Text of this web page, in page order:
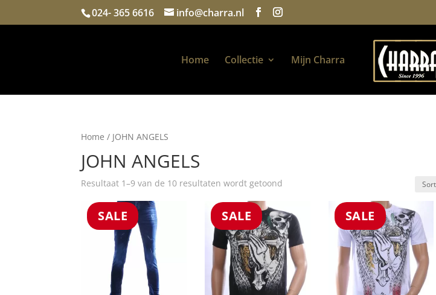
024- 365 6616 info@charra.nl
Home Collectie Mijn Charra
Home / JOHN ANGELS
JOHN ANGELS
Resultaat 1–9 van de 10 resultaten wordt getoond
nieuwste
SALE SALE SALE